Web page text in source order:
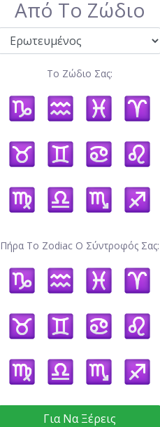
Από Το Ζώδιο
Το Ζώδιο Σας:
Πήρα Το Zodiac Ο Σύντροφός Σας:
Για Να Ξέρεις